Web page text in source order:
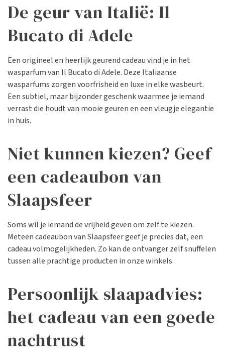
De geur van Italië: Il
Bucato di Adele
Een origineel en heerlijk geurend cadeau vind je in het
wasparfum van Il Bucato di Adele. Deze Italiaanse
wasparfums zorgen voorfrisheid en luxe in elke wasbeurt.
Een subtiel, maar bijzonder geschenk waarmee je iemand
verrast die houdt van mooie geuren en een vleugje elegantie
in huis.
Niet kunnen kiezen? Geef
een cadeaubon van
Slaapsfeer
Soms wil je iemand de vrijheid geven om zelf te kiezen.
Meteen cadeaubon van Slaapsfeer geef je precies dat, een
cadeau volmogelijkheden. Zo kan de ontvanger zelf snuffelen
tussen alle prachtige producten in onze winkels.
Persoonlijk slaapadvies:
het cadeau van een goede
nachtrust